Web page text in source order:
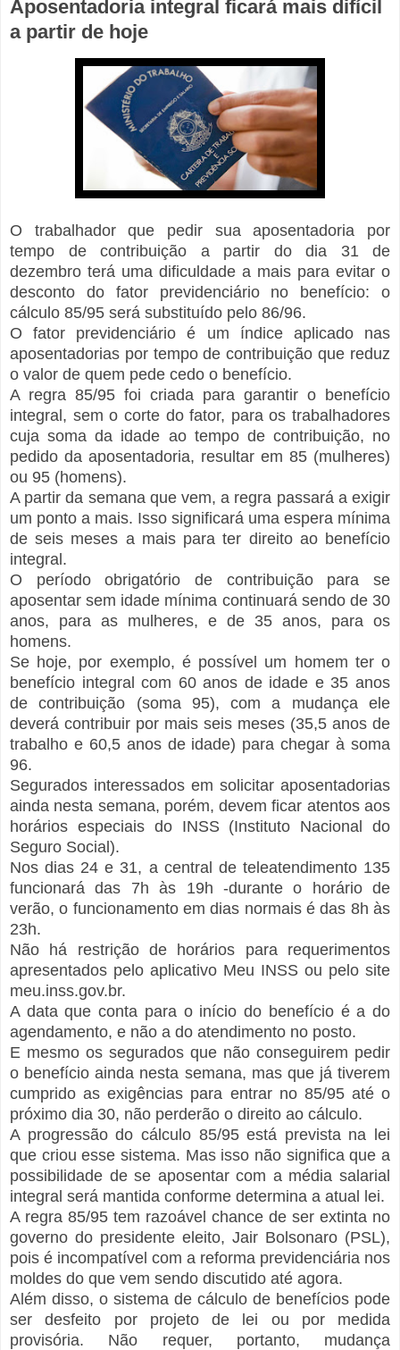
Aposentadoria integral ficará mais difícil
a partir de hoje
O trabalhador que pedir sua aposentadoria por
tempo de contribuição a partir do dia 31 de
dezembro terá uma dificuldade a mais para evitar o
desconto do fator previdenciário no benefício: o
cálculo 85/95 será substituído pelo 86/96.
O fator previdenciário é um índice aplicado nas
aposentadorias por tempo de contribuição que reduz
o valor de quem pede cedo o benefício.
A regra 85/95 foi criada para garantir o benefício
integral, sem o corte do fator, para os trabalhadores
cuja soma da idade ao tempo de contribuição, no
pedido da aposentadoria, resultar em 85 (mulheres)
ou 95 (homens).
A partir da semana que vem, a regra passará a exigir
um ponto a mais. Isso significará uma espera mínima
de seis meses a mais para ter direito ao benefício
integral.
O período obrigatório de contribuição para se
aposentar sem idade mínima continuará sendo de 30
anos, para as mulheres, e de 35 anos, para os
homens.
Se hoje, por exemplo, é possível um homem ter o
benefício integral com 60 anos de idade e 35 anos
de contribuição (soma 95), com a mudança ele
deverá contribuir por mais seis meses (35,5 anos de
trabalho e 60,5 anos de idade) para chegar à soma
96.
Segurados interessados em solicitar aposentadorias
ainda nesta semana, porém, devem ficar atentos aos
horários especiais do INSS (Instituto Nacional do
Seguro Social).
Nos dias 24 e 31, a central de teleatendimento 135
funcionará das 7h às 19h -durante o horário de
verão, o funcionamento em dias normais é das 8h às
23h.
Não há restrição de horários para requerimentos
apresentados pelo aplicativo Meu INSS ou pelo site
meu.inss.gov.br.
A data que conta para o início do benefício é a do
agendamento, e não a do atendimento no posto.
E mesmo os segurados que não conseguirem pedir
o benefício ainda nesta semana, mas que já tiverem
cumprido as exigências para entrar no 85/95 até o
próximo dia 30, não perderão o direito ao cálculo.
A progressão do cálculo 85/95 está prevista na lei
que criou esse sistema. Mas isso não significa que a
possibilidade de se aposentar com a média salarial
integral será mantida conforme determina a atual lei.
A regra 85/95 tem razoável chance de ser extinta no
governo do presidente eleito, Jair Bolsonaro (PSL),
pois é incompatível com a reforma previdenciária nos
moldes do que vem sendo discutido até agora.
Além disso, o sistema de cálculo de benefícios pode
ser desfeito por projeto de lei ou por medida
provisória. Não requer, portanto, mudança